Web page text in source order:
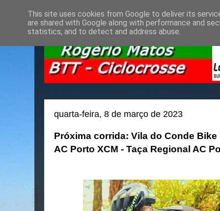
quarta-feira, 8 de março de 2023
Próxima corrida: Vila do Conde
AC Porto XCM - Taça Regional AC
This site uses cookies from Google to deliver its
are shared with Google along with performance and
statistics, and to detect and address abuse.